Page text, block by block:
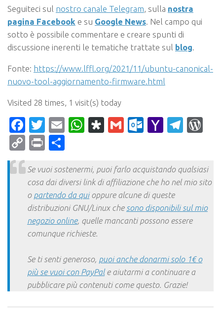
Seguiteci sul nostro canale Telegram, sulla nostra
pagina Facebook e su Google News. Nel campo qui
sotto è possibile commentare e creare spunti di
discussione inerenti le tematiche trattate sul blog.
Fonte: https://www.lffl.org/2021/11/ubuntu-canonical-
nuovo-tool-aggiornamento-firmware.html
Visited 28 times, 1 visit(s) today
Facebook
Twitter
EmailWhatsApp
Diaspora
Gmail Yahoo
CopyPrint
Se vuoi sostenermi, puoi farlo acquistando qualsiasi
cosa dai diversi link di affiliazione che ho nel mio sito
o partendo da quioppure alcune di queste
distribuzioni GNU/Linux che sono disponibili sul mio
negozio online, quelle mancanti possono essere
comunque richieste.
Se ti senti generoso, puoi anche donarmi solo 1€ o
più se vuoi con PayPale aiutarmi a continuare a
pubblicare più contenuti come questo. Grazie!